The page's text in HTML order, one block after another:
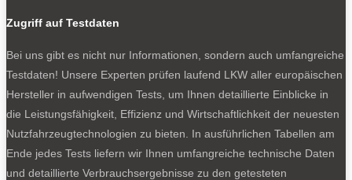
Zugriff auf Testdaten
Bei uns gibt es nicht nur Informationen, sondern auch umfangreiche
Testdaten! Unsere Experten prüfen laufend LKW aller europäischen
Hersteller in aufwendigen Tests, um Ihnen detaillierte Einblicke in
die Leistungsfähigkeit, Effizienz und Wirtschaftlichkeit der neuesten
Nutzfahrzeugtechnologien zu bieten. In ausführlichen Tabellen am
Ende jedes Tests liefern wir Ihnen umfangreiche technische Daten
und detaillierte Verbrauchsergebnisse zu den getesteten